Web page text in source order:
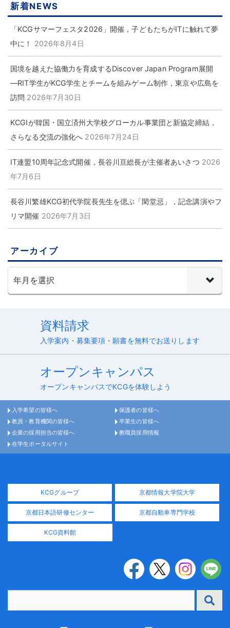
新着NEWS
「KCGサマーフェスタ2026」開催，子どもたちがITに触れて夢
中に！
2026年8月4日
国境を越えた協働力を育成するDiscover Japan Program展開
―RIT学生がKCG学生とチームを組みゲーム制作，東京や広島を
訪問 2026年7月30日
KCGIが韓国・国立済州大学校グローカル事業団と新協定締結，
さらなる交流の強化へ 2026年7月24日
IT連盟10周年記念式開催，長谷川亘総長が主催者あいさつ 2026
年7月6日
長谷川繁雄KCG初代学院長先生を偲ぶ「閑堂忌」，記念講演やフ
リマ開催 2026年7月3日
アーカイブ
資料請求
入学案内・募集要項・願書を無料でお送りします
オープンキャンパス
オープンキャンパスでKCGを体験しよう
入学希望の皆様へ
保護者の皆様へ
教員・教育機関の皆様へ
卒業生の皆様へ
企業の採用担当の皆様へ
教職員採用情報
在学生ポータルサイト
KCGグループ 京都情報大学院大学
京都日本語研修センター 京都自動車専門学校
KCG資料館